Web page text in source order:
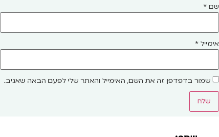
שם *
אימייל *
שמור בדפדפן זה את השם, האימייל והאתר שלי לפעם הבאה שאגיב.